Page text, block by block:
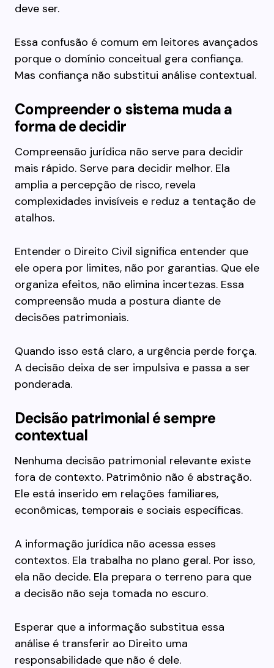
deve ser.
Essa confusão é comum em leitores avançados
porque o domínio conceitual gera confiança.
Mas confiança não substitui análise contextual.
Compreender o sistema muda a
forma de decidir
Compreensão jurídica não serve para decidir
mais rápido. Serve para decidir melhor. Ela
amplia a percepção de risco, revela
complexidades invisíveis e reduz a tentação de
atalhos.
Entender o Direito Civil significa entender que
ele opera por limites, não por garantias. Que ele
organiza efeitos, não elimina incertezas. Essa
compreensão muda a postura diante de
decisões patrimoniais.
Quando isso está claro, a urgência perde força.
A decisão deixa de ser impulsiva e passa a ser
ponderada.
Decisão patrimonial é sempre
contextual
Nenhuma decisão patrimonial relevante existe
fora de contexto. Patrimônio não é abstração.
Ele está inserido em relações familiares,
econômicas, temporais e sociais específicas.
A informação jurídica não acessa esses
contextos. Ela trabalha no plano geral. Por isso,
ela não decide. Ela prepara o terreno para que
a decisão não seja tomada no escuro.
Esperar que a informação substitua essa
análise é transferir ao Direito uma
responsabilidade que não é dele.